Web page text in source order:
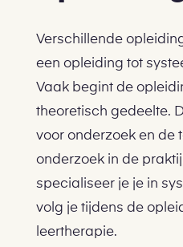
Verschillende
een opleiding tot
Vaak begint de
theoretisch gedeelte.
voor onderzoek en de
onderzoek in de
specialiseer je je in
volg je tijdens de
leertherapie.